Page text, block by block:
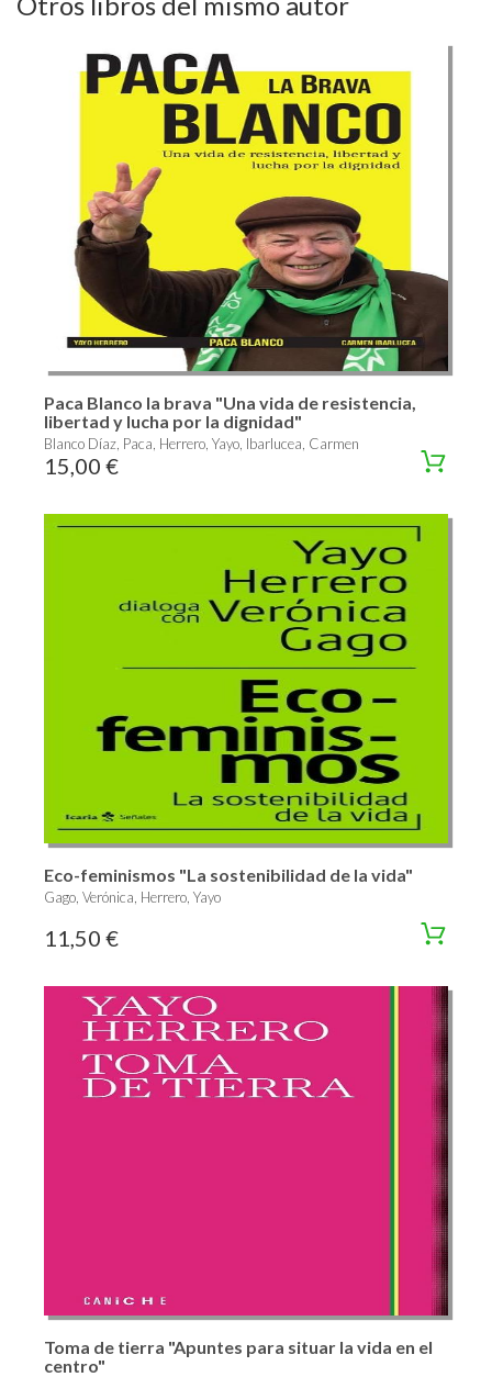
Paca Blanco la brava "Una vida de resistencia,
libertad y lucha por la dignidad"
Blanco Díaz, Paca, Herrero, Yayo, Ibarlucea, Carmen
15,00 €
Eco-feminismos "La sostenibilidad de la vida"
Gago, Verónica, Herrero, Yayo
11,50 €
Toma de tierra "Apuntes para situar la vida en el
centro"